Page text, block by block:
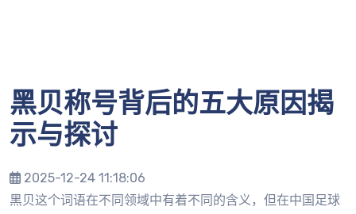
黑贝称号背后的五大原因揭
示与探讨
2025-12-24 11:18:06
黑贝这个词语在不同领域中有着不同的含义，但在中国足球